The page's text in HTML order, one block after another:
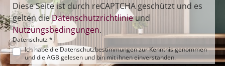
Diese Seite ist durch reCAPTCHA geschützt und es
gelten dieDatenschutzrichtlinieund
Nutzungsbedingungen.
Datenschutz *
Ich habe die Datenschutzbestimmungenzur Kenntnis genommen
und die AGB gelesen und bin mit ihnen einverstanden.